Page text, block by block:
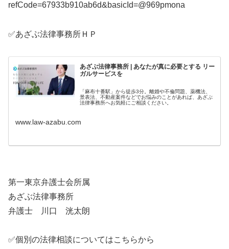
refCode=67933b910ab6d&basicId=@969pmona
✅あざぶ法律事務所ＨＰ
あざぶ法律事務所 | あなたが真に必要とする リー
ガルサービスを
「麻布十番駅」から徒歩3分。離婚や不倫問題、薬機法、
景表法、不動産案件などでお悩みのことがあれば、あざぶ
法律事務所へお気軽にご相談ください。
www.law-azabu.com
第一東京弁護士会所属
あざぶ法律事務所
弁護士 川口 洸太朗
✅個別の法律相談についてはこちらから